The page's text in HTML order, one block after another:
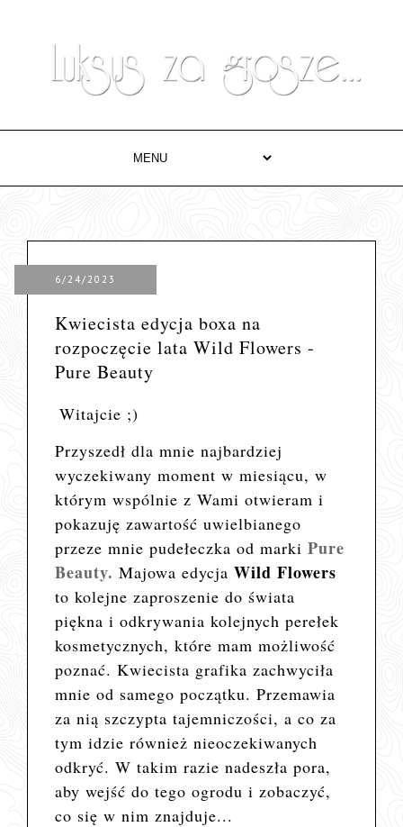
6/24/2023
Kwiecista edycja boxa na
rozpoczęcie lata Wild Flowers -
Pure Beauty
Witajcie ;)
Przyszedł dla mnie najbardziej
wyczekiwany moment w miesiącu, w
którym wspólnie z Wami otwieram i
pokazuję zawartość uwielbianego
przeze mnie pudełeczka od markiPure
Beauty. Majowa edycjaWild Flowers
to kolejne zaproszenie do świata
piękna i odkrywania kolejnych perełek
kosmetycznych, które mam możliwość
poznać. Kwiecista grafika zachwyciła
mnie od samego początku. Przemawia
za nią szczypta tajemniczości, a co za
tym idzie również nieoczekiwanych
odkryć. W takim razie nadeszła pora,
aby wejść do tego ogrodu i zobaczyć,
co się w nim znajduje...